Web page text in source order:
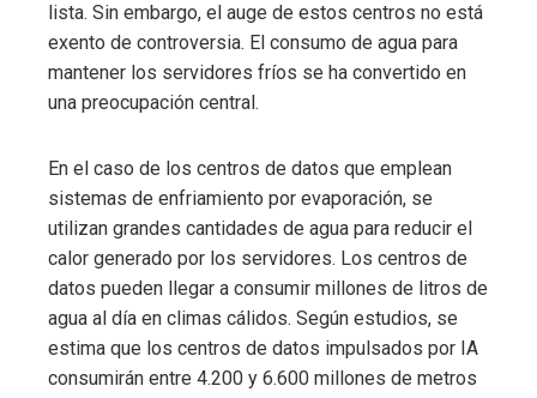
lista. Sin embargo, el auge de estos centros no está
exento de controversia. El consumo de agua para
mantener los servidores fríos se ha convertido en
una preocupación central.
En el caso de los centros de datos que emplean
sistemas de enfriamiento por evaporación, se
utilizan grandes cantidades de agua para reducir el
calor generado por los servidores. Los centros de
datos pueden llegar a consumir millones de litros de
agua al día en climas cálidos. Según estudios, se
estima que los centros de datos impulsados por IA
consumirán entre 4.200 y 6.600 millones de metros